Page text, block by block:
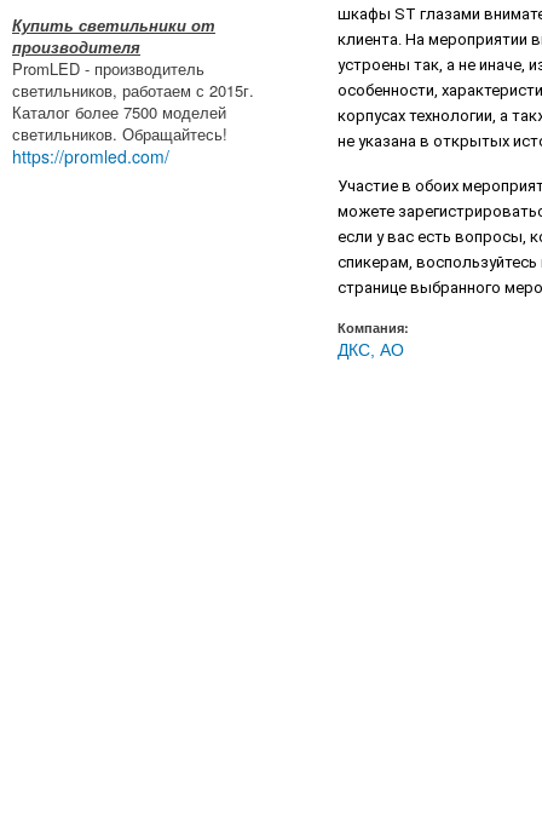
Купить светильники от
производителя
PromLED - производитель
светильников, работаем с 2015г.
Каталог более 7500 моделей
светильников. Обращайтесь!
https://promled.com/
шкафы ST глазами
клиента. На мероприятии
устроены так, а не иначе,
особенности,
корпусах технологии, а
не указана в открытых
Участие в обоих
можете
если у вас есть вопросы,
спикерам,
странице выбранного
Компания:
ДКС, АО